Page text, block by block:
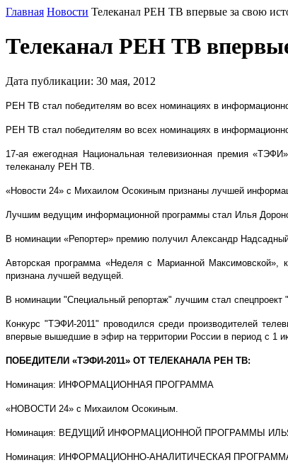
Главная Новости Телеканал РЕН ТВ впервые за свою
Телеканал РЕН ТВ
Дата публикации: 30 мая, 2012
РЕН ТВ стал победителям во всех номинациях в
РЕН ТВ стал победителям во всех номинациях в
17-ая ежегодная Национальная телевизионная премия
телеканалу РЕН ТВ.
«Новости 24» с Михаилом Осокиным признаны лучшей
Лучшим ведущим информационной программы стал Илья
В номинации «Репортер» премию получил Александр
Авторская программа «Неделя с Марианной
признана лучшей ведущей.
В номинации "Специальный репортаж" лучшим стал
Конкурс "ТЭФИ-2011" проводился среди производителей
впервые вышедшие в эфир на территории России в период с 1
ПОБЕДИТЕЛИ «ТЭФИ-2011» ОТ ТЕЛЕКАНАЛА РЕН ТВ:
Номинация: ИНФОРМАЦИОННАЯ ПРОГРАММА
«НОВОСТИ 24» с Михаилом Осокиным.
Номинация: ВЕДУЩИЙ ИНФОРМАЦИОННОЙ ПРОГРАММЫ ИЛЬЯ
Номинация: ИНФОРМАЦИОННО-АНАЛИТИЧЕСКАЯ